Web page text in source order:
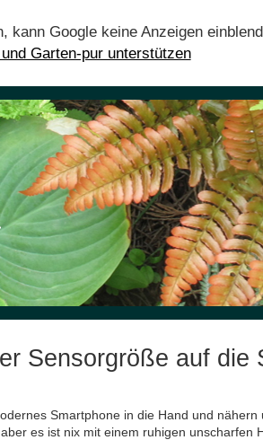
Google keine Anzeigen
Garten-pur unterstützen
Sensorgröße auf die
Smartphone in die Hand und nähern
es ist nix mit einem ruhigen unscharfen